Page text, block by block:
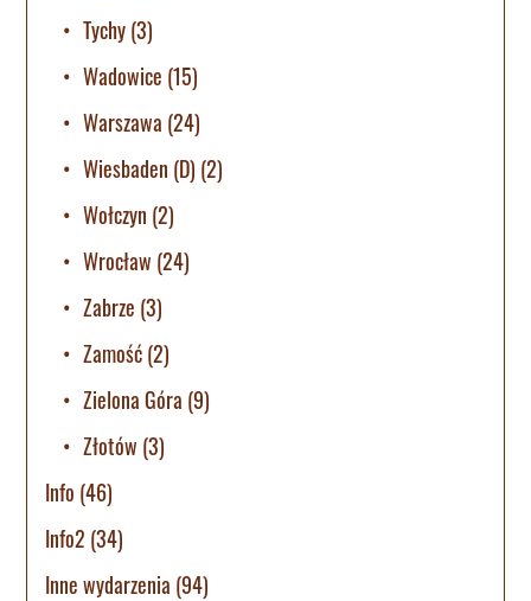
Tychy(3)
Wadowice (15)
Warszawa (24)
Wiesbaden (D) (2)
Wołczyn (2)
Wrocław (24)
Zabrze (3)
Zamość(2)
Zielona Góra (9)
Złotów (3)
Info (46)
Info2 (34)
Inne wydarzenia (94)